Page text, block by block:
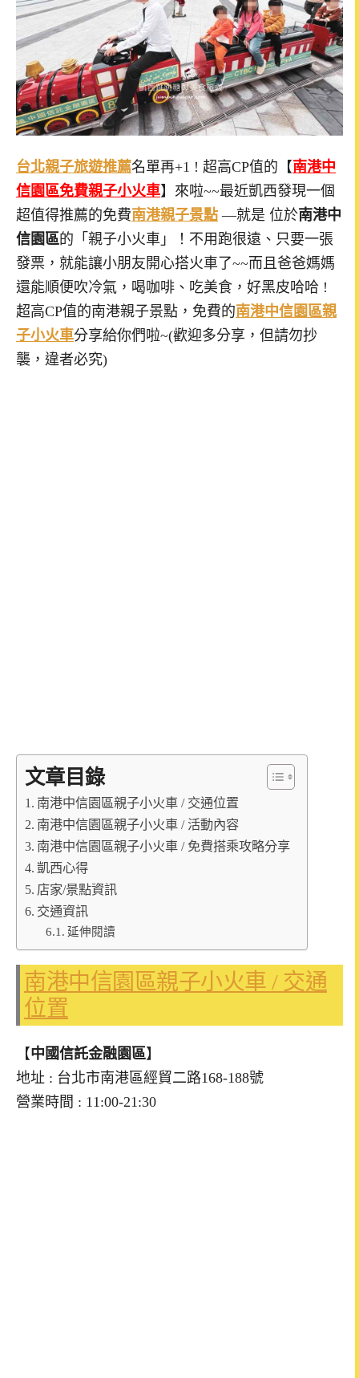
台北親子旅遊推薦名單再+1 ! 超高CP值的【南港中
信園區免費親子小火車】來啦~~最近凱西發現一個
超值得推薦的免費南港親子景點 —就是 位於南港中
信園區的「親子小火車」！不用跑很遠、只要一張
發票，就能讓小朋友開心搭火車了~~而且爸爸媽媽
還能順便吹冷氣，喝咖啡、吃美食，好黑皮哈哈 !
超高CP值的南港親子景點，免費的南港中信園區親
子小火車分享給你們啦~(歡迎多分享，但請勿抄
襲，違者必究)
文章目錄
南港中信園區親子小火車 / 交通位置
南港中信園區親子小火車 / 活動內容
南港中信園區親子小火車 / 免費搭乘攻略分享
凱西心得
店家/景點資訊
交通資訊
延伸閱讀
南港中信園區親子小火車 / 交通
位置
【中國信託金融園區】
地址 : 台北市南港區經貿二路168-188號
營業時間 : 11:00-21:30